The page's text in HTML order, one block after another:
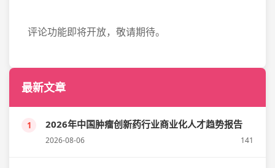
评论功能即将开放，敬请期待。
最新文章
1 2026年中国肿瘤创新药行业商业化人才趋势报告
2026-08-06 141